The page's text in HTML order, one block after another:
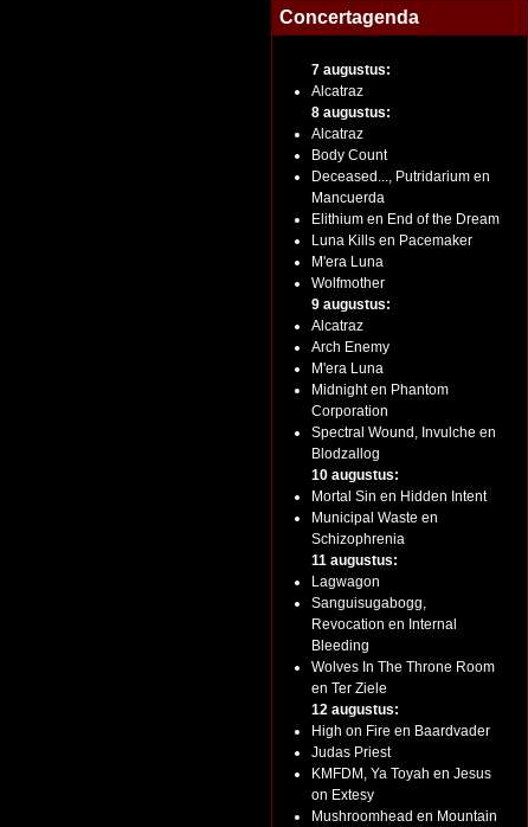
Concertagenda
7 augustus:
Alcatraz
8 augustus:
Alcatraz
Body Count
Deceased..., Putridarium en
Mancuerda
Elithium en End of the Dream
Luna Kills en Pacemaker
M'era Luna
Wolfmother
9 augustus:
Alcatraz
Arch Enemy
M'era Luna
Midnight en Phantom
Corporation
Spectral Wound, Invulche en
Blodzallog
10 augustus:
Mortal Sin en Hidden Intent
Municipal Waste en
Schizophrenia
11 augustus:
Lagwagon
Sanguisugabogg,
Revocation en Internal
Bleeding
Wolves In The Throne Room
en Ter Ziele
12 augustus:
High on Fire en Baardvader
Judas Priest
KMFDM, Ya Toyah en Jesus
on Extesy
Mushroomhead en Mountain